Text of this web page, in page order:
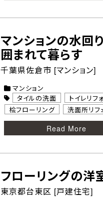
マンションの水回
囲まれて暮らす
千葉県佐倉市 [マンション]
マンション
タイルの洗面
トイレリフ
桧フローリング
洗面所リフ
Read More
フローリングの
東京都台東区 [戸建住宅]